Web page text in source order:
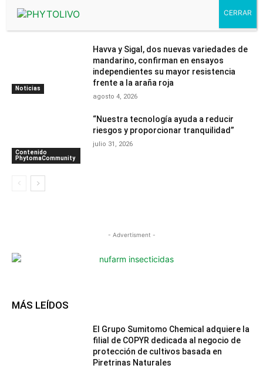
Noticias
Noticias
Havva y Sigal, dos nuevas variedades de
mandarino, confirman en ensayos
independientes su mayor resistencia
frente a la araña roja
agosto 4, 2026
Contenido
PhytomaCommunity
“Nuestra tecnología ayuda a reducir
riesgos y proporcionar tranquilidad”
julio 31, 2026
- Advertisment -
MÁS LEÍDOS
El Grupo Sumitomo Chemical adquiere la
filial de COPYR dedicada al negocio de
protección de cultivos basada en
Piretrinas Naturales